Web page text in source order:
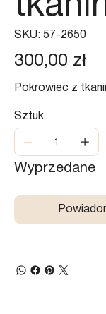
SKU: SKU
57-
57-2650
Cena
300,00 zł
Pokrowiec z
Sztuk
Wyprzedane